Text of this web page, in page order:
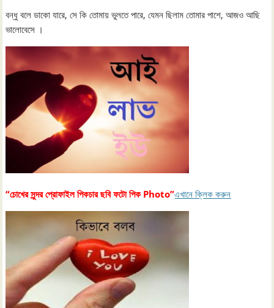
বন্ধু বলে ডাকো যারে, সে কি তোমায় ভুলতে পারে, যেমন ছিলাম তোমার পাশে, আজও আছি
ভালোবেসে ।
“চোখের সুন্দর প্রোফাইল পিকচার ছবি ফটো পিক Photo”এখানে ক্লিক করুন